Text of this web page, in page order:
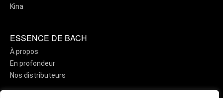
Kina
ESSENCE DE BACH
À propos
En profondeur
Nos distributeurs